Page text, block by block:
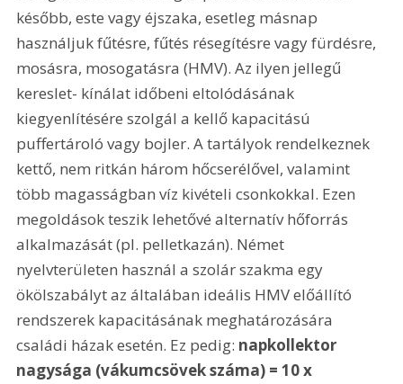
később, este vagy éjszaka, esetleg másnap
használjuk fűtésre, fűtés résegítésre vagy fürdésre,
mosásra, mosogatásra (HMV). Az ilyen jellegű
kereslet- kínálat időbeni eltolódásának
kiegyenlítésére szolgál a kellő kapacitású
puffertároló vagy bojler. A tartályok rendelkeznek
kettő, nem ritkán három hőcserélővel, valamint
több magasságban víz kivételi csonkokkal. Ezen
megoldások teszik lehetővé alternatív hőforrás
alkalmazását (pl. pelletkazán). Német
nyelvterületen használ a szolár szakma egy
ökölszabályt az általában ideális HMV előállító
rendszerek kapacitásának meghatározására
családi házak esetén. Ez pedig: napkollektor
nagysága (vákumcsövek száma) = 10 x